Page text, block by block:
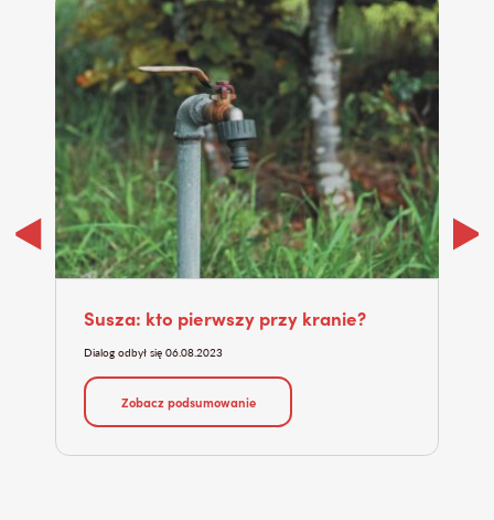
Susza: kto pierwszy przy kranie?
Dialog odbył się 06.08.2023
Zobacz podsumowanie